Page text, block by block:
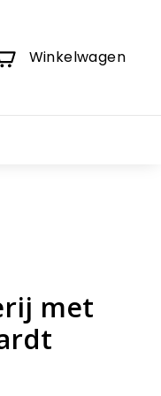
Winkelwagen
met